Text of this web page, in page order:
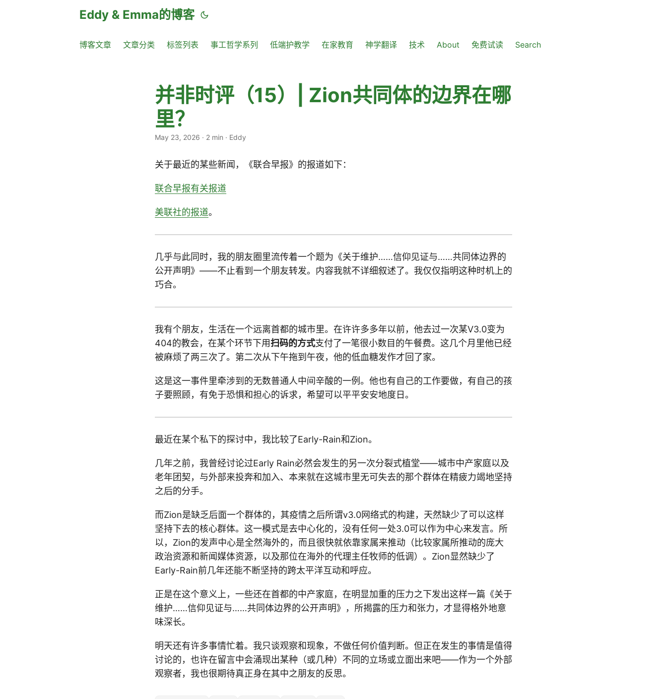
Eddy & Emma的博客
博客文章 文章分类 标签列表 事工哲学系列 低端护教学 在家教育 神学翻译 技术 About 免费试读 Search
并非时评（15）| Zion共同体的边界在哪
里？
May 23, 2026 · 2 min · Eddy
关于最近的某些新闻，《联合早报》的报道如下：
联合早报有关报道
美联社的报道。
几乎与此同时，我的朋友圈里流传着一个题为《关于维护……信仰见证与……共同体边界的
公开声明》——不止看到一个朋友转发。内容我就不详细叙述了。我仅仅指明这种时机上的
巧合。
我有个朋友，生活在一个远离首都的城市里。在许许多多年以前，他去过一次某V3.0变为
404的教会，在某个环节下用扫码的方式支付了一笔很小数目的午餐费。这几个月里他已经
被麻烦了两三次了。第二次从下午拖到午夜，他的低血糖发作才回了家。
这是这一事件里牵涉到的无数普通人中间辛酸的一例。他也有自己的工作要做，有自己的孩
子要照顾，有免于恐惧和担心的诉求，希望可以平平安安地度日。
最近在某个私下的探讨中，我比较了Early-Rain和Zion。
几年之前，我曾经讨论过Early Rain必然会发生的另一次分裂式植堂——城市中产家庭以及
老年团契，与外部来投奔和加入、本来就在这城市里无可失去的那个群体在精疲力竭地坚持
之后的分手。
而Zion是缺乏后面一个群体的，其疫情之后所谓v3.0网络式的构建，天然缺少了可以这样
坚持下去的核心群体。这一模式是去中心化的，没有任何一处3.0可以作为中心来发言。所
以，Zion的发声中心是全然海外的，而且很快就依靠家属来推动（比较家属所推动的庞大
政治资源和新闻媒体资源，以及那位在海外的代理主任牧师的低调）。Zion显然缺少了
Early-Rain前几年还能不断坚持的跨太平洋互动和呼应。
正是在这个意义上，一些还在首都的中产家庭，在明显加重的压力之下发出这样一篇《关于
维护……信仰见证与……共同体边界的公开声明》，所揭露的压力和张力，才显得格外地意
味深长。
明天还有许多事情忙着。我只谈观察和现象，不做任何价值判断。但正在发生的事情是值得
讨论的，也许在留言中会涌现出某种（或几种）不同的立场或立面出来吧——作为一个外部
观察者，我也很期待真正身在其中之朋友的反思。